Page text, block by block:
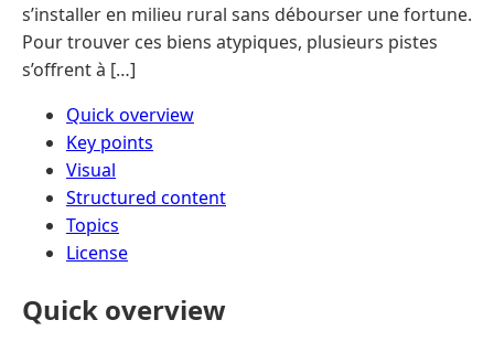
s’installer en milieu rural sans débourser une fortune.
Pour trouver ces biens atypiques, plusieurs pistes
s’offrent à […]
Quick overview
Key points
Visual
Structured content
Topics
License
Quick overview